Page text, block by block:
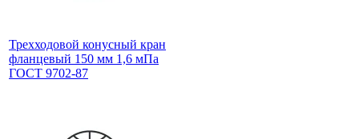
Трехходовой конусный кран
фланцевый 150 мм 1,6 мПа
ГОСТ 9702-87